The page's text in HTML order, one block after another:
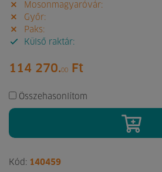
Mosonmagyaróvár:
Győr:
Paks:
Külső raktár:
114 270.00 Ft
Összehasonlítom
Kód: 140459